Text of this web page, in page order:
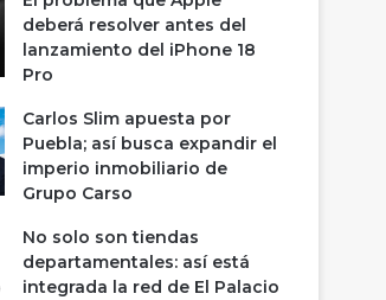
deberá resolver antes del
lanzamiento del iPhone 18
Pro
Carlos Slim apuesta por
Puebla; así busca expandir el
imperio inmobiliario de
Grupo Carso
No solo son tiendas
departamentales: así está
integrada la red de El Palacio